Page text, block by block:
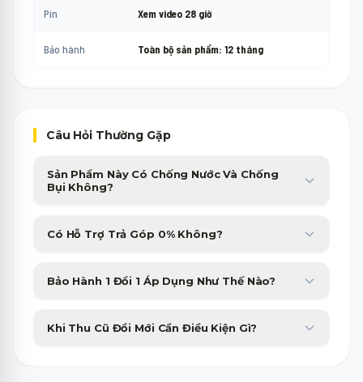
Pin Xem video 28 giờ
Bảo hành Toàn bộ sản phẩm: 12 tháng
Câu Hỏi Thường Gặp
Sản Phẩm Này Có Chống Nước Và Chống
Bụi Không?
Sản phẩm được trang bị chuẩn chống nước, chống bụi cao cấp,
giúp bạn yên tâm sử dụng trong nhiều điều kiện thời tiết.
Có Hỗ Trợ Trả Góp 0% Không?
Minh Phát Mobile hỗ trợ trả góp 0% qua thẻ tín dụng và các
công ty tài chính với thủ tục duyệt nhanh gọn trong 15 phút.
Bảo Hành 1 Đổi 1 Áp Dụng Như Thế Nào?
Sản phẩm bị lỗi phần cứng từ nhà sản xuất sẽ được đổi máy mới
tương đương trong 30 ngày đầu tiên không tốn phí.
Khi Thu Cũ Đổi Mới Cần Điều Kiện Gì?